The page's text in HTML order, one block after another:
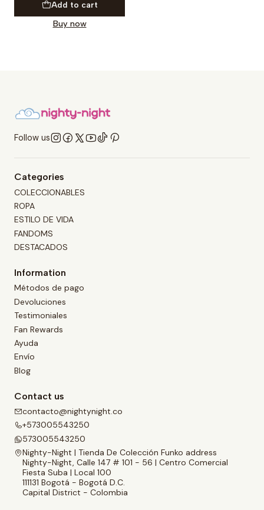
Add to cart
Buy now
Follow us
Categories
COLECCIONABLES
ROPA
ESTILO DE VIDA
FANDOMS
DESTACADOS
Information
Métodos de pago
Devoluciones
Testimoniales
Fan Rewards
Ayuda
Envío
Blog
Contact us
contacto@nightynight.co
+573005543250
573005543250
Nighty-Night | Tienda De Colección Funko address
Nighty-Night, Calle 147 # 101 - 56 | Centro Comercial
Fiesta Suba | Local 100
111131 Bogotá - Bogotá D.C.
Capital District - Colombia